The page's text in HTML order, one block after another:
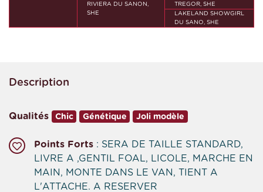
RIVIERA DU SANON,
SHE
TREGOR, SHE
LAKELAND SHOWGIRL
DU SANO, SHE
Description
Qualités Chic Génétique Joli modèle
Points Forts : SERA DE TAILLE STANDARD,
LIVRE A ,GENTIL FOAL, LICOLE, MARCHE EN
MAIN, MONTE DANS LE VAN, TIENT A
L'ATTACHE. A RESERVER